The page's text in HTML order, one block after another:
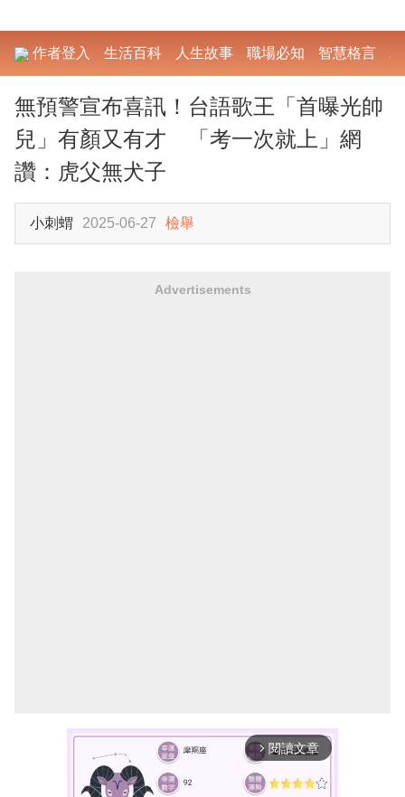
作者登入 生活百科 人生故事 職場必知 智慧格言
無預警宣布喜訊！台語歌王「首曝光帥
兒」有顏又有才 「考一次就上」網
讚：虎父無犬子
小刺蝟 2025-06-27 檢舉
Advertisements
arrow_forward_ios 閱讀文章